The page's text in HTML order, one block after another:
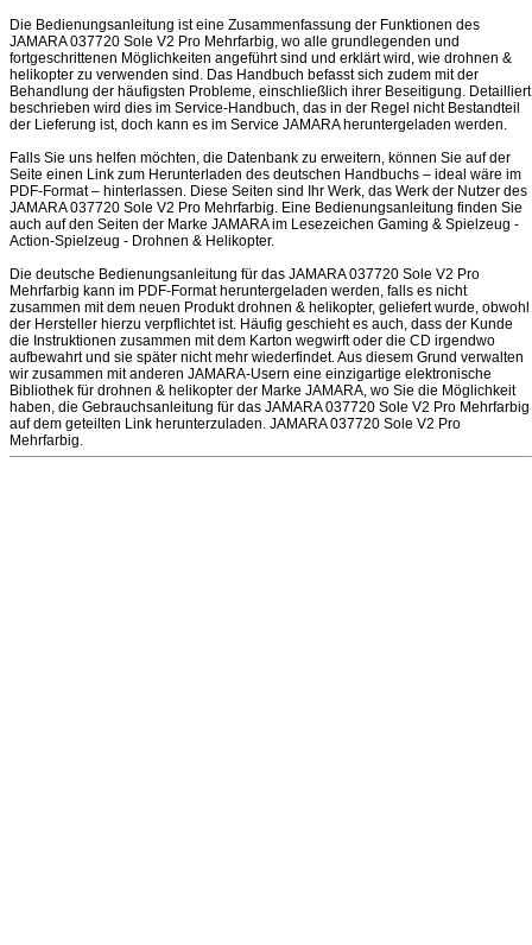
Die Bedienungsanleitung ist eine Zusammenfassung der Funktionen des
JAMARA 037720 Sole V2 Pro Mehrfarbig, wo alle grundlegenden und
fortgeschrittenen Möglichkeiten angeführt sind und erklärt wird, wie drohnen &
helikopter zu verwenden sind. Das Handbuch befasst sich zudem mit der
Behandlung der häufigsten Probleme, einschließlich ihrer Beseitigung. Detailliert
beschrieben wird dies im Service-Handbuch, das in der Regel nicht Bestandteil
der Lieferung ist, doch kann es im Service JAMARA heruntergeladen werden.
Falls Sie uns helfen möchten, die Datenbank zu erweitern, können Sie auf der
Seite einen Link zum Herunterladen des deutschen Handbuchs – ideal wäre im
PDF-Format – hinterlassen. Diese Seiten sind Ihr Werk, das Werk der Nutzer des
JAMARA 037720 Sole V2 Pro Mehrfarbig. Eine Bedienungsanleitung finden Sie
auch auf den Seiten der Marke JAMARA im Lesezeichen Gaming & Spielzeug -
Action-Spielzeug - Drohnen & Helikopter.
Die deutsche Bedienungsanleitung für das JAMARA 037720 Sole V2 Pro
Mehrfarbig kann im PDF-Format heruntergeladen werden, falls es nicht
zusammen mit dem neuen Produkt drohnen & helikopter, geliefert wurde, obwohl
der Hersteller hierzu verpflichtet ist. Häufig geschieht es auch, dass der Kunde
die Instruktionen zusammen mit dem Karton wegwirft oder die CD irgendwo
aufbewahrt und sie später nicht mehr wiederfindet. Aus diesem Grund verwalten
wir zusammen mit anderen JAMARA-Usern eine einzigartige elektronische
Bibliothek für drohnen & helikopter der Marke JAMARA, wo Sie die Möglichkeit
haben, die Gebrauchsanleitung für das JAMARA 037720 Sole V2 Pro Mehrfarbig
auf dem geteilten Link herunterzuladen. JAMARA 037720 Sole V2 Pro
Mehrfarbig.